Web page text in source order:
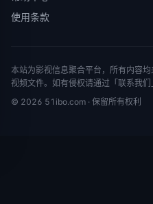
使用条款
本站为影视信息聚合平台，所有内容
视频文件。如有侵权请通过「联系我们
© 2026 51ibo.com · 保留所有权利